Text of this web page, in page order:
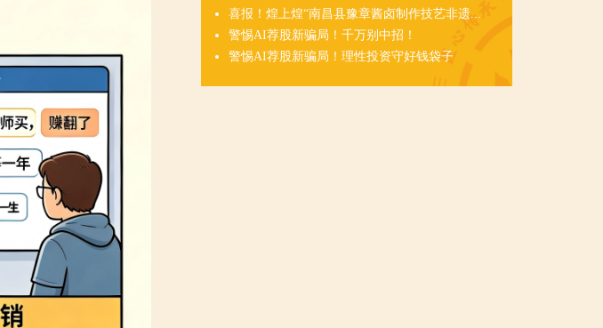
喜报！煌上煌“南昌县豫章酱卤制作技艺非遗...
警惕AI荐股新骗局！千万别中招！
警惕AI荐股新骗局！理性投资守好钱袋子